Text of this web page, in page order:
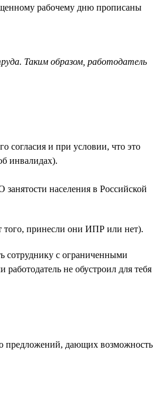
рабочему дню прописаны
Таким образом, работодатель
согласия и при условии, что это
инвалидах).
населения в Российской
того, принесли они ИПР или нет).
сотруднику с ограниченными
не обустроил для тебя
предложений, дающих возможность